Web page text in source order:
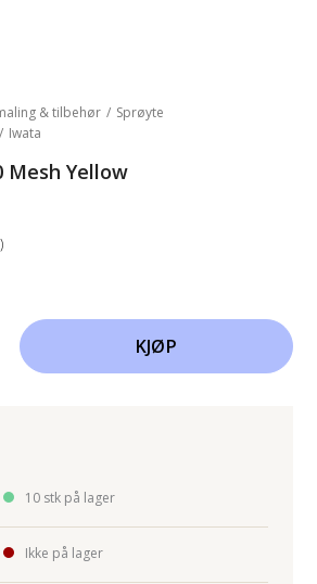
& tilbehør / Sprøyte
/ Iwata
Mesh Yellow
KJØP
10 stk på lager
Ikke på lager